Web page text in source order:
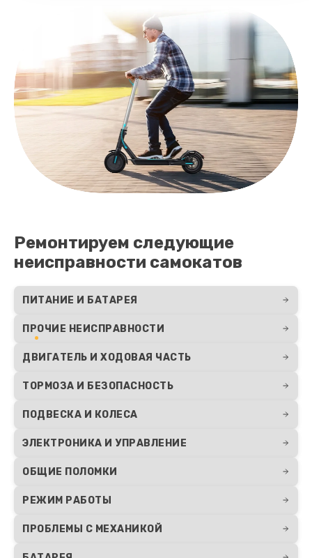
Ремонтируем следующие
неисправности самокатов
ПИТАНИЕ И БАТАРЕЯ
ПРОЧИЕ НЕИСПРАВНОСТИ
ДВИГАТЕЛЬ И ХОДОВАЯ ЧАСТЬ
ТОРМОЗА И БЕЗОПАСНОСТЬ
ПОДВЕСКА И КОЛЕСА
ЭЛЕКТРОНИКА И УПРАВЛЕНИЕ
ОБЩИЕ ПОЛОМКИ
РЕЖИМ РАБОТЫ
ПРОБЛЕМЫ С МЕХАНИКОЙ